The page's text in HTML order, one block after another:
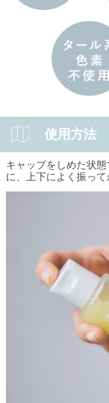
使用方法
キャップをしめた状
に、上下によく振って